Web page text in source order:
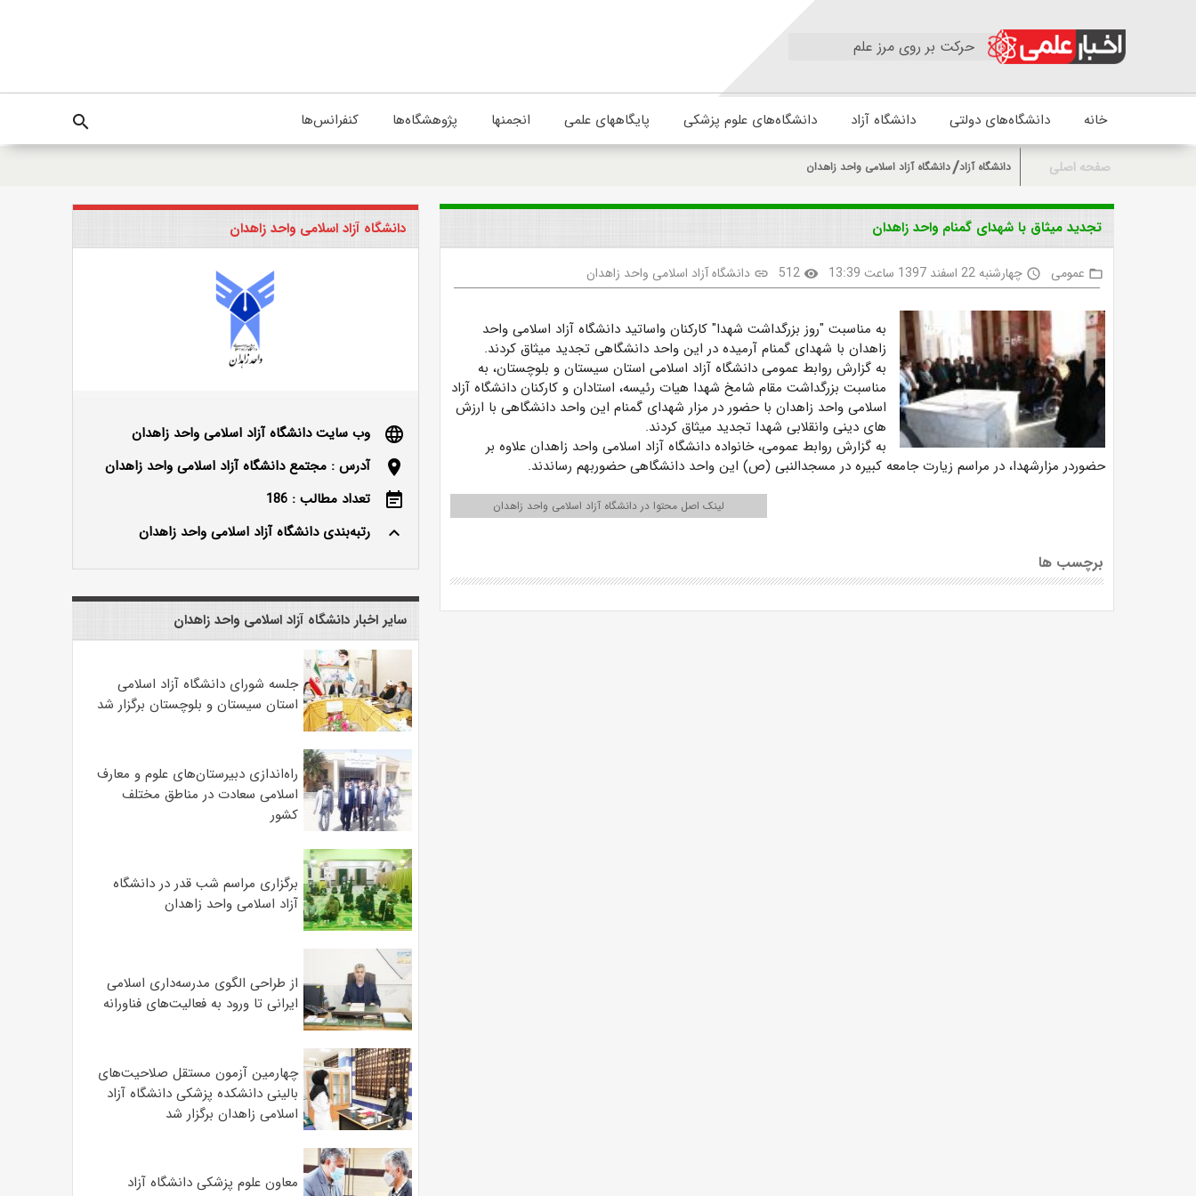
حرکت بر روی مرز علم
خانه دانشگاه‌های دولتی دانشگاه آزاد دانشگاه‌های علوم پزشکی پایگاههای علمی انجمنها پژوهشگاه‌ها کنفرانس‌ها search
صفحه اصلی دانشگاه آزاد دانشگاه آزاد اسلامی واحد زاهدان
تجدید میثاق با شهدای گمنام واحد زاهدان
folder_open عمومی access_time چهارشنبه 22 اسفند 1397 ساعت 13:39 visibility
512
link دانشگاه آزاد اسلامی واحد زاهدان
به مناسبت "روز بزرگداشت شهدا" کارکنان واساتید دانشگاه آزاد اسلامی واحد
زاهدان با شهدای گمنام آرمیده در این واحد دانشگاهی تجدید میثاق کردند.
به گزارش روابط عمومی دانشگاه آزاد اسلامی استان سیستان و بلوچستان، به
مناسبت بزرگداشت مقام شامخ شهدا هیات رئیسه، استادان و کارکنان دانشگاه آزاد
اسلامی واحد زاهدان با حضور در مزار شهدای گمنام این واحد دانشگاهی با ارزش
های دینی وانقلابی شهدا تجدید میثاق کردند.
به گزارش روابط عمومی، خانواده دانشگاه آزاد اسلامی واحد زاهدان علاوه بر
حضوردر مزارشهدا، در مراسم زیارت جامعه کبیره در مسجدالنبی (ص) این واحد دانشگاهی حضوربهم رساندند.
لینک اصل محتوا در دانشگاه آزاد اسلامی واحد زاهدان
برچسب ها
دانشگاه آزاد اسلامی واحد زاهدان
language
وب سایت دانشگاه آزاد اسلامی واحد زاهدان
location_on
آدرس : مجتمع دانشگاه آزاد اسلامی واحد زاهدان
event_note
تعداد مطالب : 186
keyboard_arrow_up
رتبه‌بندی دانشگاه آزاد اسلامی واحد زاهدان
سایر اخبار دانشگاه آزاد اسلامی واحد زاهدان
جلسه شورای دانشگاه آزاد اسلامی
استان سیستان و بلوچستان برگزار شد
‌راه‌اندازی دبیرستان‌های علوم و معارف
اسلامی سعادت در مناطق مختلف
کشور
برگزاری مراسم شب قدر در دانشگاه
آزاد اسلامی واحد زاهدان
از طراحی الگوی مدرسه‌داری اسلامی
ایرانی تا ورود به فعالیت‌های فناورانه
چهارمین آزمون مستقل صلاحیت‌های
بالینی دانشکده پزشکی دانشگاه آزاد
اسلامی زاهدان برگزار شد
معاون علوم‌ پزشکی دانشگاه آزاد